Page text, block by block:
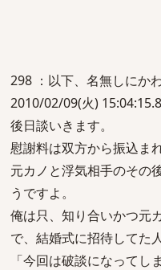
298 ：以下、名無しにか
2010/02/09(火)
後日談いきます。
慰謝料は双方から振込ま
元カノと浮気相手のその
うですよ。
俺は只、知り合いかつ元
で、結婚式に招待してた人
「今回は破談になってし